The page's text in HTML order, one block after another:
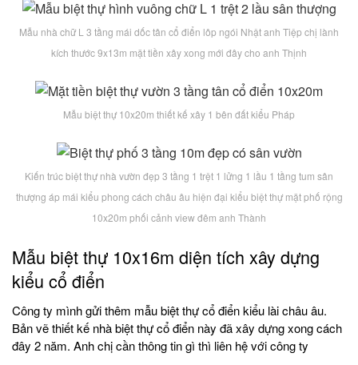
Mẫu nhà chữ L 3 tầng mái dốc tân cổ điển lôp ngói Nhật anh Tiệp chị lành
kích thước 9x13m mặt tiền xây xong mới đây cho anh Thịnh
Mẫu biệt thự 10x20m thiết kế xây 1 bên đất kiểu Pháp
Kiến trúc biệt thự nhà vườn đẹp 3 tầng 1 trệt 1 lửng 1 lầu 1 tầng tum sân
thượng áp mái kiểu phong cách châu âu hiện đại kiểu biệt thự mặt phố rộng
10x20m phối cảnh view đêm anh Thành
Mẫu biệt thự 10x16m diện tích xây dựng
kiểu cổ điển
Công ty mình gửi thêm mẫu biệt thự cổ điển kiểu lài châu âu.
Bản vẽ thiết kế nhà biệt thự cổ điển này đã xây dựng xong cách
đây 2 năm. Anh chị cần thông tin gì thì liên hệ với công ty